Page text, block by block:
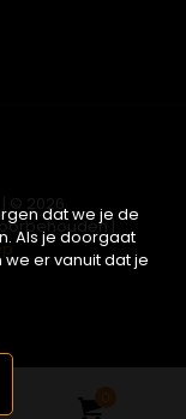
© 2026
|
0
dat we je de
Als je doorgaat
er vanuit dat je